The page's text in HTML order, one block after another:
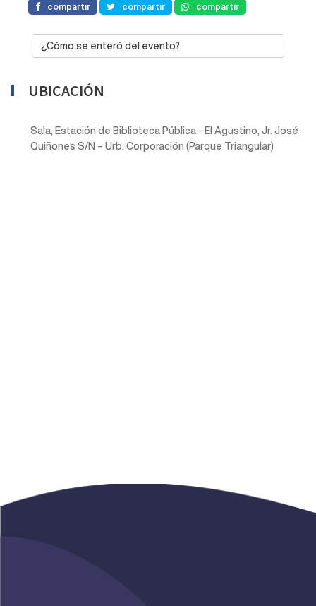
compartir compartir compartir
¿Cómo se enteró del evento?
UBICACIÓN
Sala, Estación de Biblioteca Pública - El Agustino, Jr. José
Quiñones S/N – Urb. Corporación (Parque Triangular)